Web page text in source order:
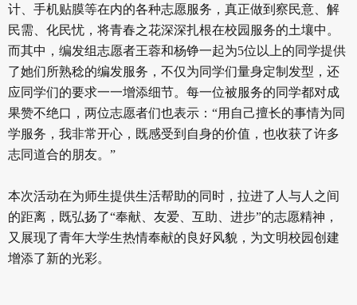
计、手机贴膜等在内的各种志愿服务，真正做到察民意、解
民需、化民忧，将青春之花深深扎根在校园服务的土壤中。
而其中，编发组志愿者王蓉和杨铮一起为5位以上的同学提供
了她们所熟稔的编发服务，不仅为同学们量身定制发型，还
应同学们的要求一一增添细节。每一位被服务的同学都对成
果赞不绝口，两位志愿者们也表示：“用自己擅长的事情为同
学服务，我非常开心，既感受到自身的价值，也收获了许多
志同道合的朋友。”
本次活动在为师生提供生活帮助的同时，拉进了人与人之间
的距离，既弘扬了“奉献、友爱、互助、进步”的志愿精神，
又展现了青年大学生热情奉献的良好风貌，为文明校园创建
增添了新的光彩。